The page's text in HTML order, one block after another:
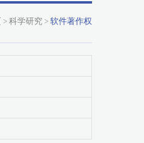
> 科学研究 > 软件著作权